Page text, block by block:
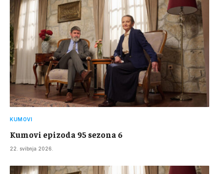
KUMOVI
Kumovi epizoda 95 sezona 6
22. svibnja 2026.